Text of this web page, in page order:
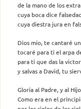
de la mano de los
cuya boca dice
cuya diestra jura en
Dios mío, te cantaré
tocaré para ti el arpa
para ti que das la
y salvas a David, tu
Gloria al Padre, y al
Como era en el